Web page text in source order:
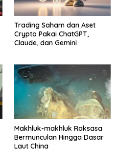
Trading Saham dan Aset
Crypto Pakai ChatGPT,
Claude, dan Gemini
Makhluk-makhluk Raksasa
Bermunculan Hingga Dasar
Laut China